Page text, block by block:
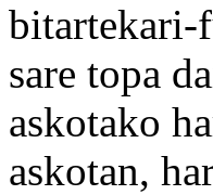
bitartekari-
sare topa
askotako
askotan,